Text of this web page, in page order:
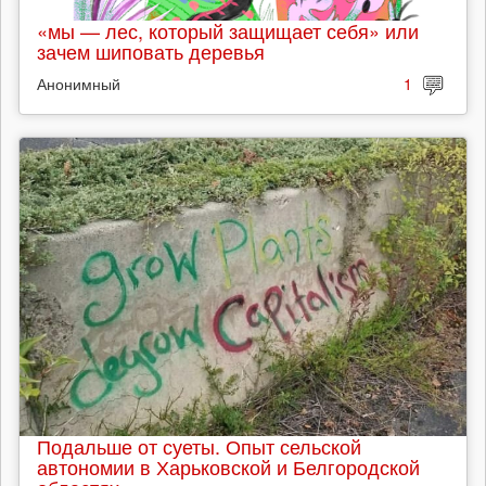
«мы — лес, который защищает себя» или
зачем шиповать деревья
Анонимный 1
Подальше от суеты. Опыт сельской
автономии в Харьковской и Белгородской